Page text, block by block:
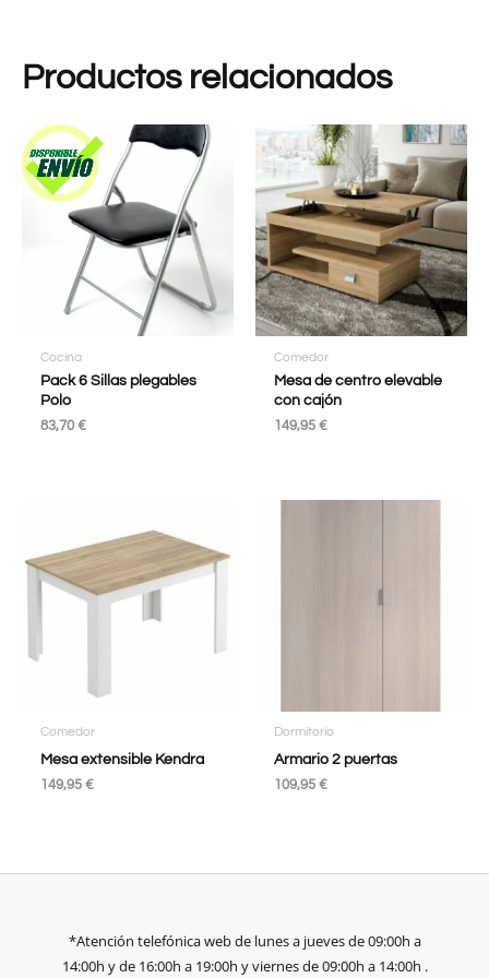
Productos relacionados
Cocina
Pack 6 Sillas plegables
Polo
83,70 €
Comedor
Mesa de centro elevable
con cajón
149,95 €
Comedor
Mesa extensible Kendra
149,95 €
Dormitorio
Armario 2 puertas
109,95 €
*Atención telefónica web de lunes a jueves de 09:00h a
14:00h y de 16:00h a 19:00h y viernes de 09:00h a 14:00h .